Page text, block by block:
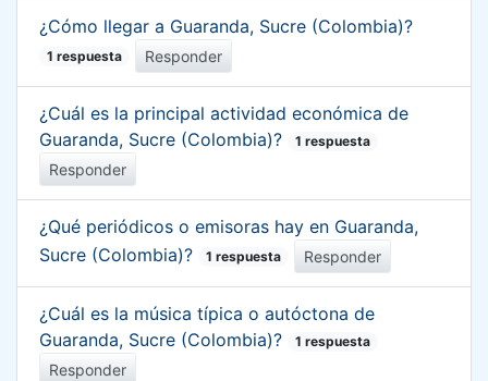
¿Cómo llegar a Guaranda, Sucre (Colombia)?
1 respuesta Responder
¿Cuál es la principal actividad económica de
Guaranda, Sucre (Colombia)?
1 respuesta
Responder
¿Qué periódicos o emisoras hay en Guaranda,
Sucre (Colombia)?
1 respuesta Responder
¿Cuál es la música típica o autóctona de
Guaranda, Sucre (Colombia)?
1 respuesta
Responder